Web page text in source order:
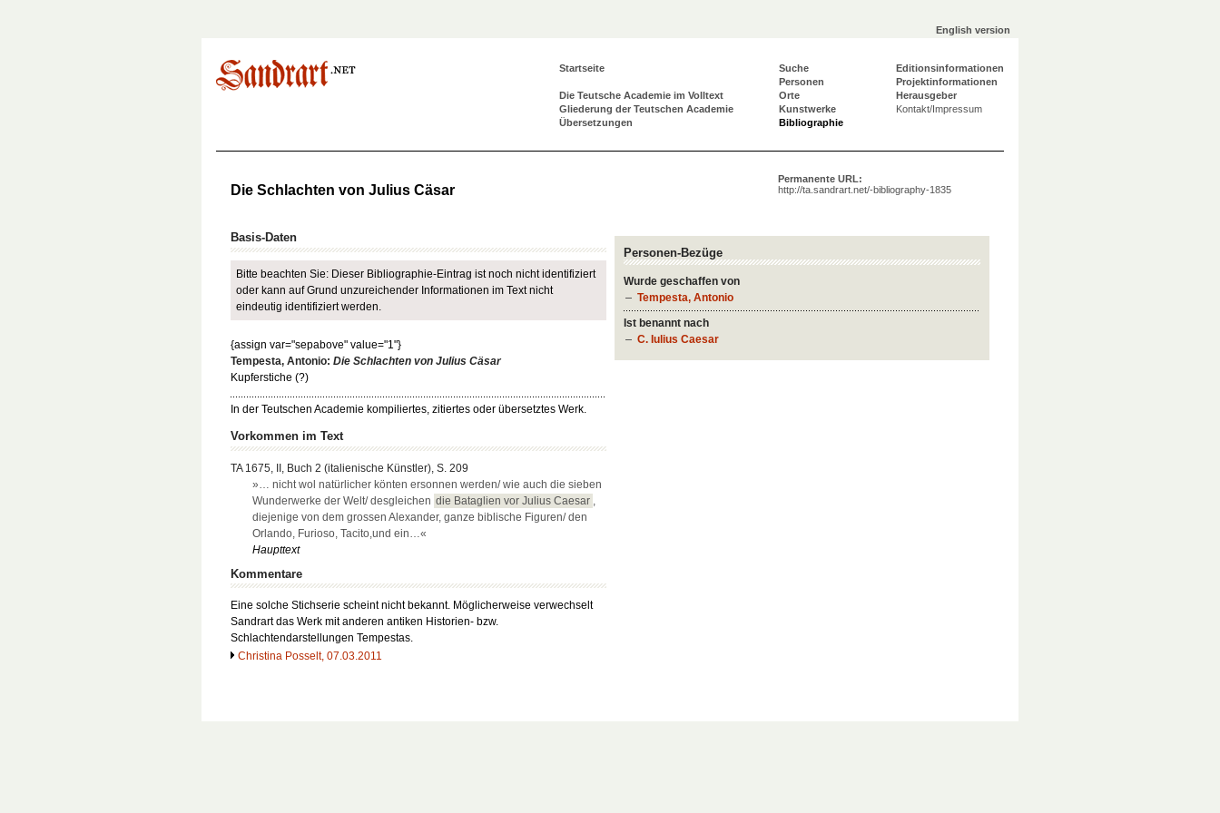
English version
Startseite
Die Teutsche Academie im Volltext
Gliederung der Teutschen Academie
Übersetzungen
Suche
Personen
Orte
Kunstwerke
Bibliographie
Editionsinformationen
Projektinformationen
Herausgeber
Kontakt/Impressum
Permanente URL:
http://ta.sandrart.net/-bibliography-1835
Die Schlachten von Julius Cäsar
Personen-Bezüge
Wurde geschaffen von
Tempesta, Antonio
Ist benannt nach
C. Iulius Caesar
Basis-Daten
Bitte beachten Sie: Dieser Bibliographie-Eintrag ist noch nicht identifiziert
oder kann auf Grund unzureichender Informationen im Text nicht
eindeutig identifiziert werden.
{assign var="sepabove" value="1"}
Tempesta, Antonio: Die Schlachten von Julius Cäsar
Kupferstiche (?)
In der Teutschen Academie kompiliertes, zitiertes oder übersetztes Werk.
Vorkommen im Text
TA 1675, II, Buch 2 (italienische Künstler), S. 209
»… nicht wol natürlicher könten ersonnen werden/ wie auch die sieben
Wunderwerke der Welt/ desgleichen die Bataglien vor Julius Caesar
diejenige von dem grossen Alexander, ganze biblische Figuren/ den
Orlando, Furioso, Tacito,und ein…«
Haupttext
Kommentare
Eine solche Stichserie scheint nicht bekannt. Möglicherweise verwechselt
Sandrart das Werk mit anderen antiken Historien- bzw.
Schlachtendarstellungen Tempestas.
Christina Posselt, 07.03.2011